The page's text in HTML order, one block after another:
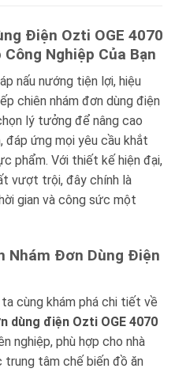
Điện Ozti OGE 4070
Nghiệp Của Bạn
nấu nướng tiện lợi, hiệu
chiên nhám đơn dùng điện
lý tưởng để nâng cao
đáp ứng mọi yêu cầu khắt
phẩm. Với thiết kế hiện đại,
vượt trội, đây chính là
gian và công sức một
Nhám Đơn Dùng Điện
cùng khám phá chi tiết về
dùng điện Ozti OGE 4070
nghiệp, phù hợp cho nhà
trung tâm chế biến đồ ăn